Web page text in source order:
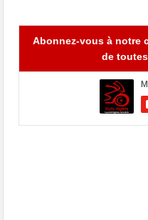
Abonnez-vous à notre
de